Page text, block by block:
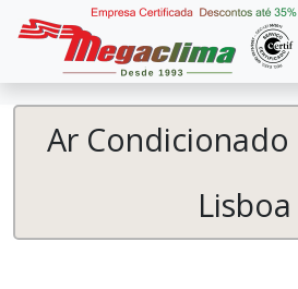
Ar Condicionado
Lisboa